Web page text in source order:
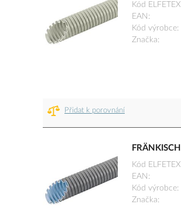
Kód ELFETEX
EAN
Kód výrobce
Značka
Přidat k porovnání
Kód ELFETEX
EAN
Kód výrobce
Značka